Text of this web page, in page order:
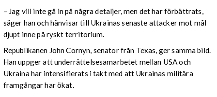
– Jag vill inte gå in på några detaljer, men det har förbättrats,
säger han och hänvisar till Ukrainas senaste attacker mot mål
djupt inne på ryskt territorium.
Republikanen John Cornyn, senator från Texas, ger samma bild.
Han uppger att underrättelsesamarbetet mellan USA och
Ukraina har intensifierats i takt med att Ukrainas militära
framgångar har ökat.